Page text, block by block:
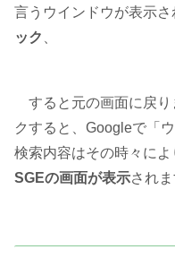
言うウインドウが表示さ
ック 、
すると元の画面に戻り
クすると、Googleで「
検索内容はその時々に
SGEの画面が表示されま